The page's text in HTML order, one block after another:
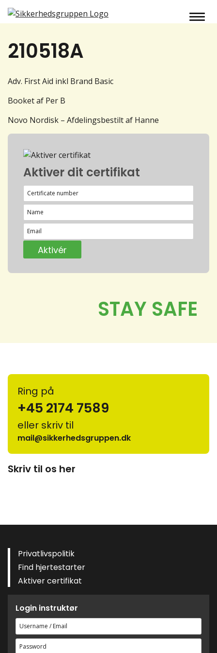
210518A
Adv. First Aid inkl Brand Basic
Booket af Per B
Novo Nordisk – Afdelingsbestilt af Hanne
Aktiver dit certifikat
Ring på
+45 2174 7589
eller skriv til
mail@sikkerhedsgruppen.dk
Skriv til os her
Privatlivspolitik
Find hjertestarter
Aktiver certifikat
Login instruktør
Brugernavn
eller
e-
Adgangskode